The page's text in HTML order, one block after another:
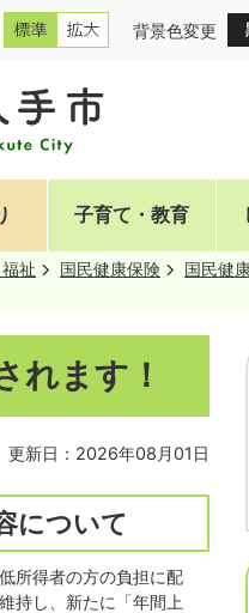
背景色変更
子育て・教育
祉 国民健康保険
国民健
れます！
更新日：2026年08月01日
について
所得者の方の負担に配
持し、新たに「年間上